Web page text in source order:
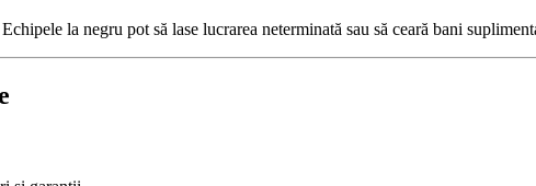
la negru pot să lase lucrarea neterminată sau să ceară bani